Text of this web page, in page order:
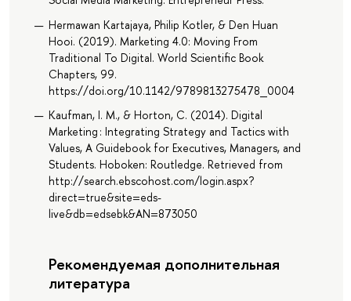
Hermawan Kartajaya, Philip Kotler, & Den Huan
Hooi. (2019). Marketing 4.0: Moving From
Traditional To Digital. World Scientific Book
Chapters, 99.
https://doi.org/10.1142/9789813275478_0004
Kaufman, I. M., & Horton, C. (2014). Digital
Marketing : Integrating Strategy and Tactics with
Values, A Guidebook for Executives, Managers, and
Students. Hoboken: Routledge. Retrieved from
http://search.ebscohost.com/login.aspx?
direct=true&site=eds-
live&db=edsebk&AN=873050
Рекомендуемая дополнительная
литература